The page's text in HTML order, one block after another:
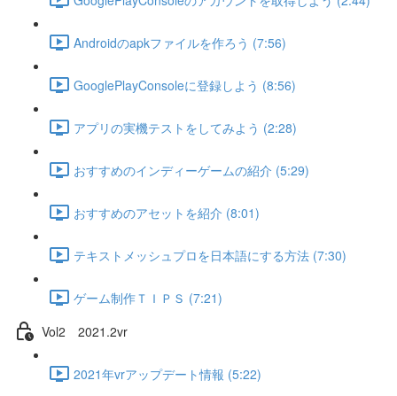
Androidのapkファイルを作ろう (7:56)
GooglePlayConsoleに登録しよう (8:56)
アプリの実機テストをしてみよう (2:28)
おすすめのインディーゲームの紹介 (5:29)
おすすめのアセットを紹介 (8:01)
テキストメッシュプロを日本語にする方法 (7:30)
ゲーム制作ＴＩＰＳ (7:21)
Vol2 2021.2vr
2021年vrアップデート情報 (5:22)